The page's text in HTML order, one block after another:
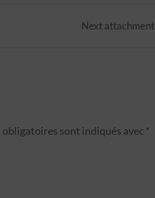
Nextattachment
obligatoires sont indiqués avec*